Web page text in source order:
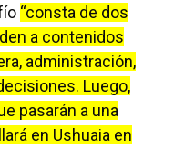
“consta de dos
a contenidos
administración,
Luego,
pasarán a una
en Ushuaia en